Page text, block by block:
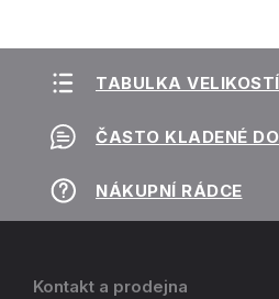
TABULKA VELIKOSTÍ
ČASTO KLADENÉ
NÁKUPNÍ RÁDCE
Kontakt a prodejna